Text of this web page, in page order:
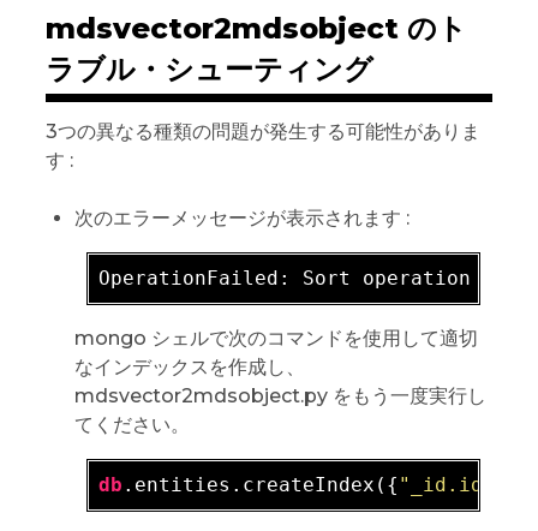
mdsvector2mdsobject のト
ラブル・シューティング
3つの異なる種類の問題が発生する可能性がありま
す :
次のエラーメッセージが表示されます :
OperationFailed: Sort operation
mongo シェルで次のコマンドを使用して適切
なインデックスを作成し、
mdsvector2mdsobject.py をもう一度実行し
てください。
db .entities.createIndex({ "_id.id"